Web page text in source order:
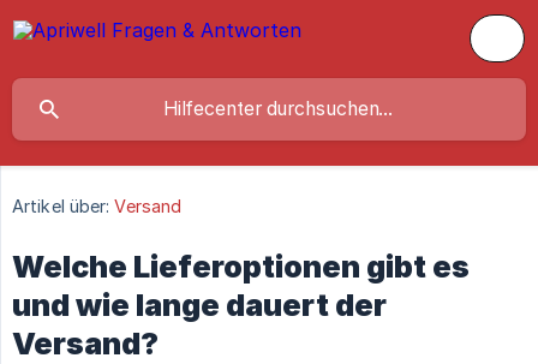
Artikel über: Versand
Welche Lieferoptionen gibt es
und wie lange dauert der
Versand?